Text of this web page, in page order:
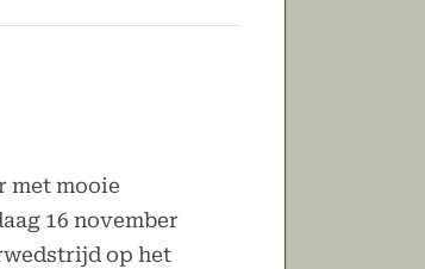
met mooie
16 november
op het